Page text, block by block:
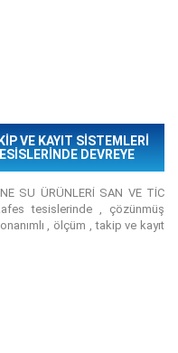
VE KAYIT SİSTEMLERİ
DEVREYE
SU ÜRÜNLERİ SAN VE TİC
tesislerinde , çözünmüş
, ölçüm , takip ve kayıt